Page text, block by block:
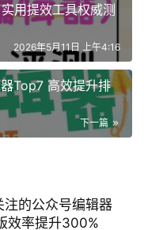
用提效工具权威测
2026年5月11日 上午4:16
Top7 高效提升排
下一篇
的公众号编辑器
效率提升300%